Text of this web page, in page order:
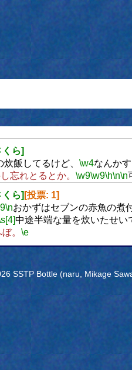
くら]
飯してるけど、 \w4なんか
忘れとるとか。 \w9\w9\h\n\n
くら] [投票: 1]
\nおかずはセブンの赤魚の煮
中途半端な量を炊いたせい
。 \e
SSTP Bottle (naru, Mikage